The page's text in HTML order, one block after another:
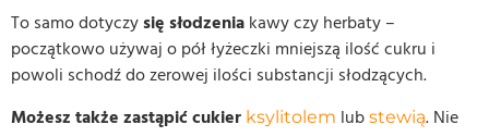
To samo dotyczysię słodzenia kawy czy herbaty –
początkowo używaj o pół łyżeczki mniejszą ilość cukru i
powoli schodź do zerowej ilości substancji słodzących.
Możesz także zastąpić cukier ksylitolem lub stewią. Nie